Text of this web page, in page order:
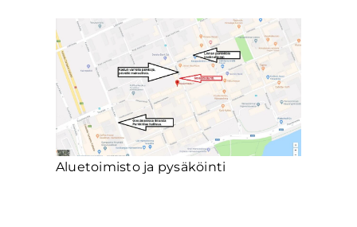
Aluetoimisto ja pysäköinti